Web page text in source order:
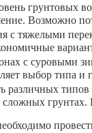
грунтовых
Возможно
с тяжелыми
с суровыми
выбор типа и
различных
грунтах.